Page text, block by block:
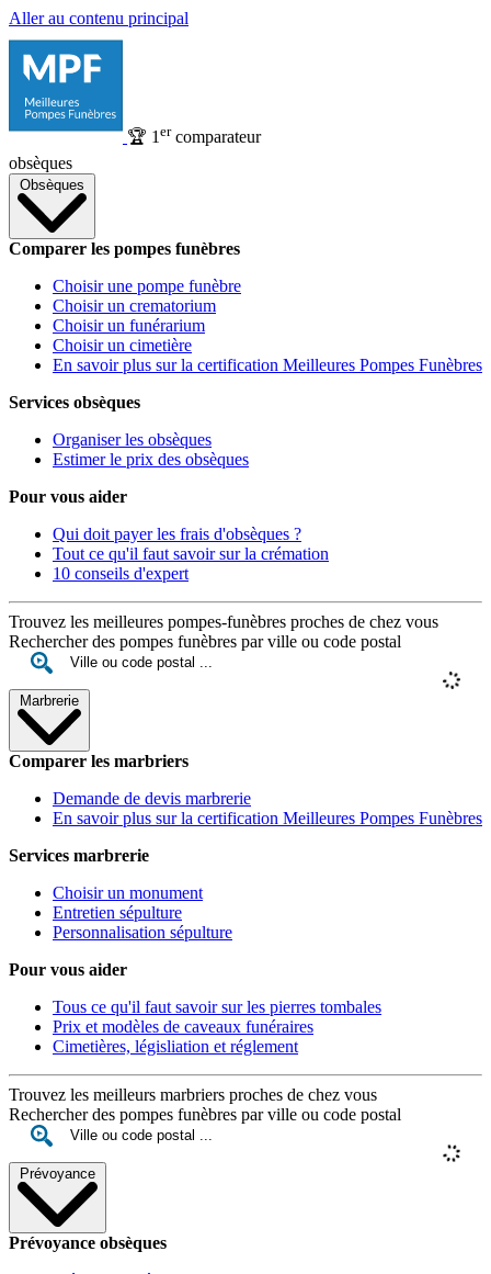
Aller au contenu principal
🏆 1 ercomparateur
obsèques
Obsèques
Comparer les pompes funèbres
Choisir une pompe funèbre
Choisir un crematorium
Choisir un funérarium
Choisir un cimetière
En savoir plus sur la certification Meilleures Pompes Funèbres
Services obsèques
Organiser les obsèques
Estimer le prix des obsèques
Pour vous aider
Qui doit payer les frais d'obsèques ?
Tout ce qu'il faut savoir sur la crémation
10 conseils d'expert
Trouvez les meilleures pompes-funèbres proches de chez vous
Rechercher des pompes funèbres par ville ou code postal
Marbrerie
Comparer les marbriers
Demande de devis marbrerie
En savoir plus sur la certification Meilleures Pompes Funèbres
Services marbrerie
Choisir un monument
Entretien sépulture
Personnalisation sépulture
Pour vous aider
Tous ce qu'il faut savoir sur les pierres tombales
Prix et modèles de caveaux funéraires
Cimetières, législiation et réglement
Trouvez les meilleurs marbriers proches de chez vous
Rechercher des pompes funèbres par ville ou code postal
Prévoyance
Prévoyance obsèques